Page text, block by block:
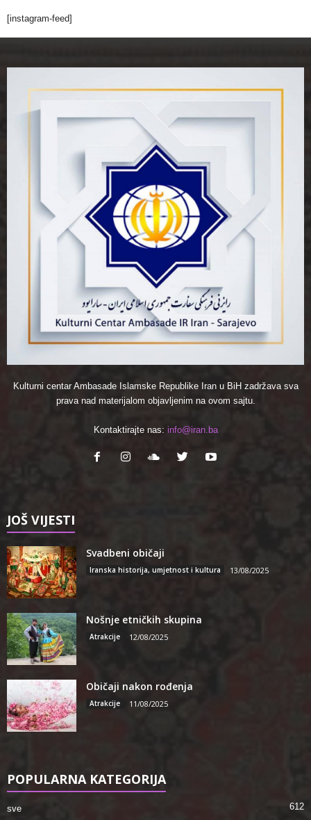
[instagram-feed]
Kulturni centar Ambasade Islamske Republike Iran u BiH zadržava sva
prava nad materijalom objavljenim na ovom sajtu.
Kontaktirajte nas: info@iran.ba
JOŠ VIJESTI
Svadbeni običaji
Iranska historija, umjetnost i kultura 13/08/2025
Nošnje etničkih skupina
Atrakcije 12/08/2025
Običaji nakon rođenja
Atrakcije 11/08/2025
POPULARNA KATEGORIJA
sve 612